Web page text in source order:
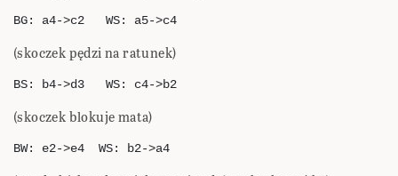
BG: a4->c2   WS: a5->c4
(skoczek pędzi na ratunek)
BS: b4->d3   WS: c4->b2
(skoczek blokuje mata)
BW: e2->e4  WS: b2->a4